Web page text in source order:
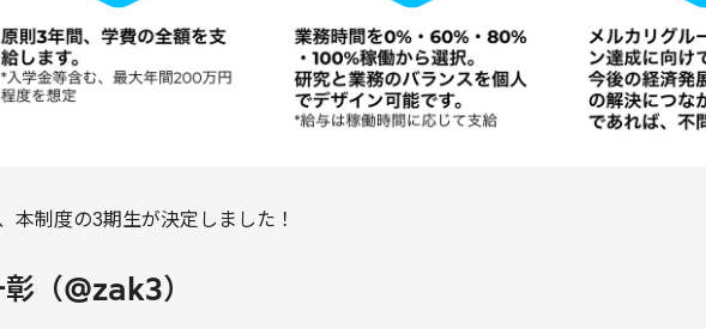
本制度の3期生が決定しました！
（@zak3）